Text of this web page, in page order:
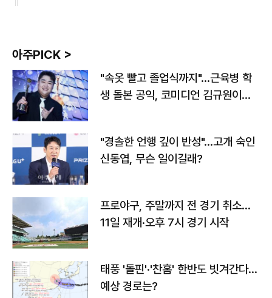
아주PICK >
"속옷 빨고 졸업식까지"…근육병 학
생 돌본 공익, 코미디언 김규원이었
"경솔한 언행 깊이 반성"…고개 숙인
신동엽, 무슨 일이길래?
프로야구, 주말까지 전 경기 취소…
11일 재개·오후 7시 경기 시작
태풍 '돌핀'·'찬홈' 한반도 빗겨간다…
예상 경로는?